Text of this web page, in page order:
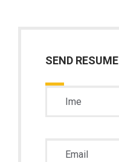
SEND RESUME